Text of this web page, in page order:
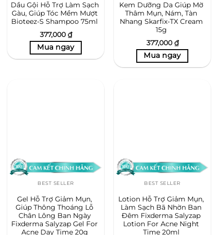
Dầu Gội Hỗ Trợ Làm Sạch
Gàu, Giúp Tóc Mềm Mượt
Bioteez-S Shampoo 75ml
377,000 ₫
Kem Dưỡng Da Giúp Mờ
Thâm Mụn, Nám, Tàn
Nhang Skarfix-TX Cream
15g
377,000 ₫
BEST SELLER
Gel Hỗ Trợ Giảm Mụn,
Giúp Thông Thoáng Lỗ
Chân Lông Ban Ngày
Fixderma Salyzap Gel For
Acne Day Time 20g
BEST SELLER
Lotion Hỗ Trợ Giảm Mụn,
Làm Sạch Bã Nhờn Ban
Đêm Fixderma Salyzap
Lotion For Acne Night
Time 20ml